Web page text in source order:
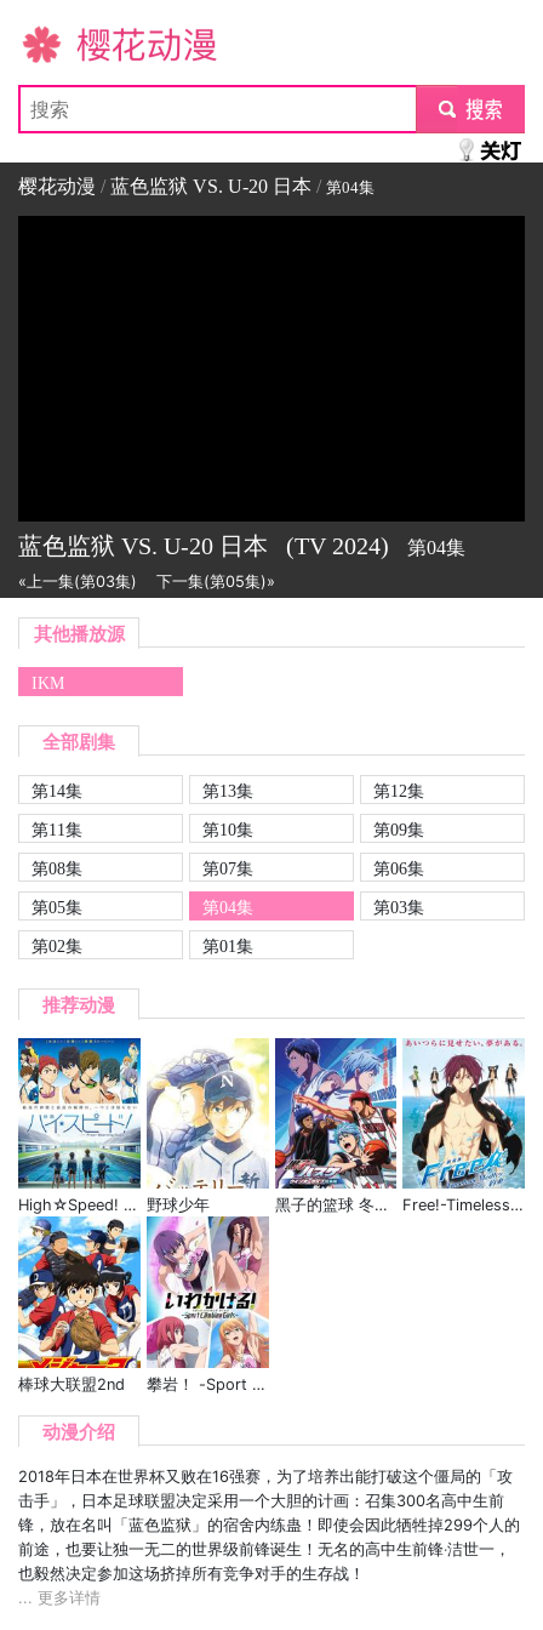
樱花动漫
submit
樱花动漫 /蓝色监狱 VS. U-20 日本 / 第04集
蓝色监狱 VS. U-20 日本 (TV 2024) 第04集
«上一集(第03集) 下一集(第05集)»
其他播放源
IKM
全部剧集
第14集 第13集
第12集
第11集
第10集
第09集
第08集
第07集
第06集
第05集
第04集
第03集
第02集
第01集
推荐动漫
High☆Speed! -Free! Starting Days- 野球少年 黑子的篮球 冬季杯总集篇 Free!-Timeless Medley- 约束
棒球大联盟2nd 攀岩！ -Sport Climbing Girls-
动漫介绍
2018年日本在世界杯又败在16强赛，为了培养出能打破这个僵局的「攻
击手」，日本足球联盟决定采用一个大胆的计画：召集300名高中生前
锋，放在名叫「蓝色监狱」的宿舍内练蛊！即使会因此牺牲掉299个人的
前途，也要让独一无二的世界级前锋诞生！无名的高中生前锋‧洁世一，
也毅然决定参加这场挤掉所有竞争对手的生存战！
... 更多详情